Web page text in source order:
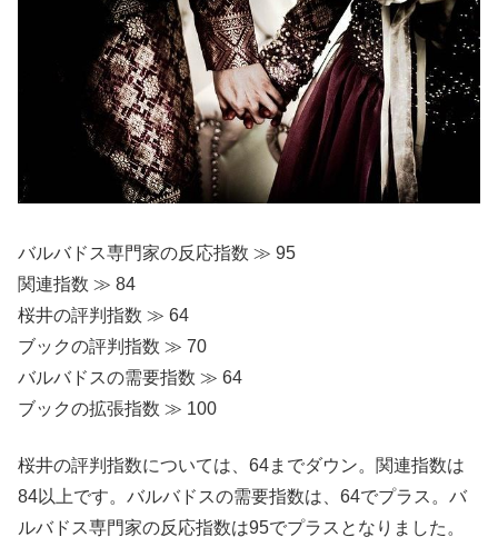
バルバドス専門家の反応指数 ≫ 95
関連指数 ≫ 84
桜井の評判指数 ≫ 64
ブックの評判指数 ≫ 70
バルバドスの需要指数 ≫ 64
ブックの拡張指数 ≫ 100
桜井の評判指数については、64までダウン。関連指数は
84以上です。バルバドスの需要指数は、64でプラス。バ
ルバドス専門家の反応指数は95でプラスとなりました。